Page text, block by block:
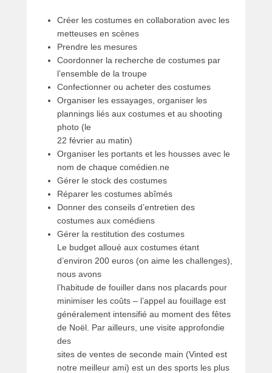
Créer les costumes en collaboration avec les
metteuses en scènes
Prendre les mesures
Coordonner la recherche de costumes par
l’ensemble de la troupe
Confectionner ou acheter des costumes
Organiser les essayages, organiser les
plannings liés aux costumes et au shooting
photo (le
22 février au matin)
Organiser les portants et les housses avec le
nom de chaque comédien.ne
Gérer le stock des costumes
Réparer les costumes abîmés
Donner des conseils d’entretien des
costumes aux comédiens
Gérer la restitution des costumes
Le budget alloué aux costumes étant
d’environ 200 euros (on aime les challenges),
nous avons
l’habitude de fouiller dans nos placards pour
minimiser les coûts – l’appel au fouillage est
généralement intensifié au moment des fêtes
de Noël. Par ailleurs, une visite approfondie
des
sites de ventes de seconde main (Vinted est
notre meilleur ami) est un des sports les plus